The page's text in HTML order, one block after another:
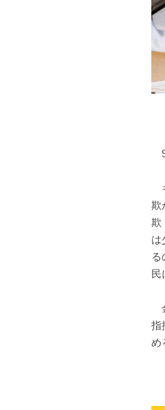
9
欺
欺
は
る
民
指
め